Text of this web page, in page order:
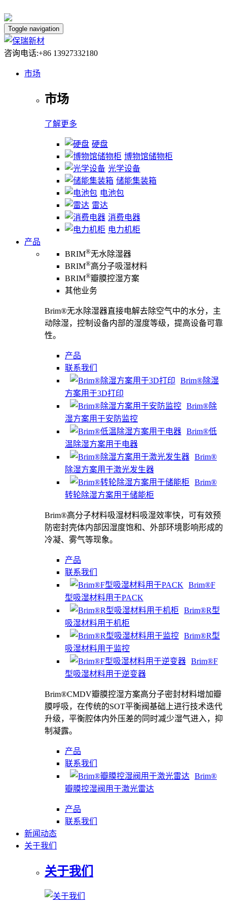
Toggle navigation
咨询电话:+86 13927332180
市场
市场
了解更多
硬盘
博物馆储物柜
光学设备
储能集装箱
电池包
雷达
消费电器
电力机柜
产品
BRIM®无水除湿器
BRIM®高分子吸湿材料
BRIM®瓣膜控湿方案
其他业务
Brim®无水除湿器直接电解去除空气中的水分，主
动除湿，控制设备内部的湿度等级，提高设备可靠
性。
产品
联系我们
Brim®除湿
方案用于3D打印
Brim®除
湿方案用于安防监控
Brim®低
温除湿方案用于电器
Brim®
除湿方案用于激光发生器
Brim®
转轮除湿方案用于储能柜
Brim®高分子材料吸湿材料吸湿效率快，可有效预
防密封壳体内部因湿度饱和、外部环境影响形成的
冷凝、雾气等现象。
产品
联系我们
Brim®F
型吸湿材料用于PACK
Brim®R型
吸湿材料用于机柜
Brim®R型
吸湿材料用于监控
Brim®F
型吸湿材料用于逆变器
Brim®CMDV瓣膜控湿方案高分子密封材料增加瓣
膜呼吸，在传统的SOT平衡阀基础上进行技术迭代
升级，平衡腔体内外压差的同时减少湿气进入，抑
制凝露。
产品
联系我们
Brim®
瓣膜控湿阀用于激光雷达
产品
联系我们
新闻动态
关于我们
关于我们